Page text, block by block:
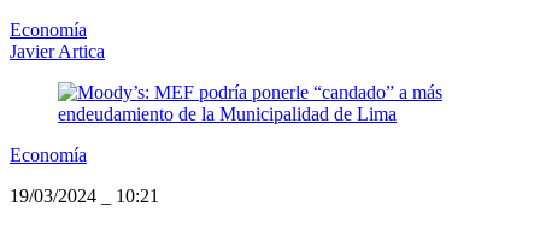
Economía
Javier Artica
Economía
19/03/2024
10:21